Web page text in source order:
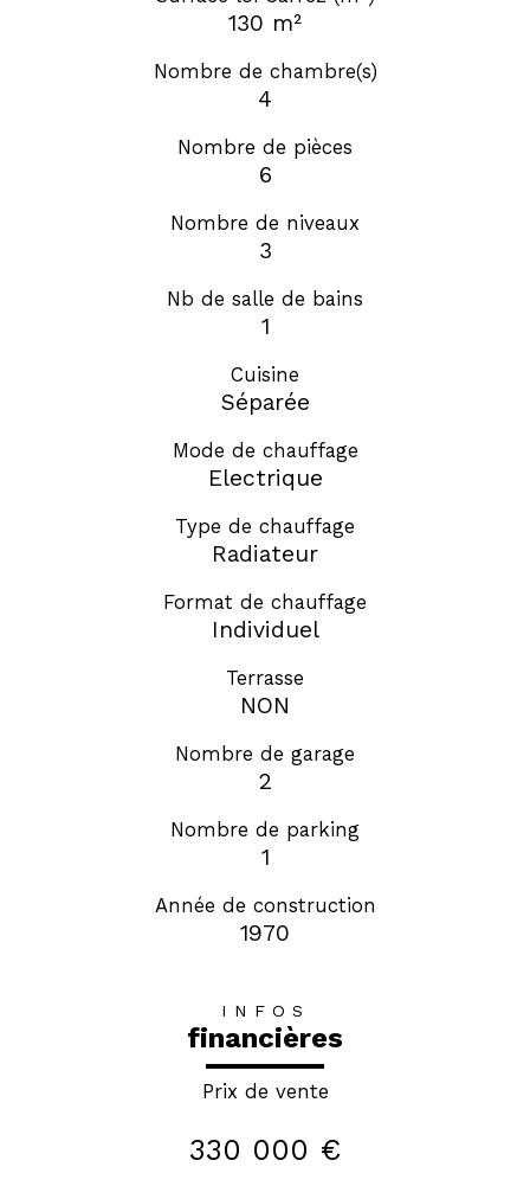
130 m²
Nombre de chambre(s)
4
Nombre de pièces
6
Nombre de niveaux
3
Nb de salle de bains
1
Cuisine
Séparée
Mode de chauffage
Electrique
Type de chauffage
Radiateur
Format de chauffage
Individuel
Terrasse
NON
Nombre de garage
2
Nombre de parking
1
Année de construction
1970
INFOS
financières
Prix de vente
330 000 €